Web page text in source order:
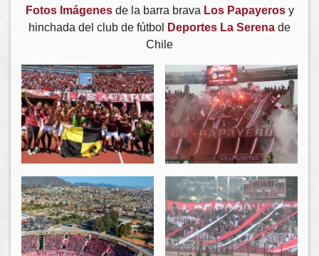
Fotos Imágenesde la barra brava Los Papayerosy
hinchada del club de fútbol
Deportes La Serena de
Chile